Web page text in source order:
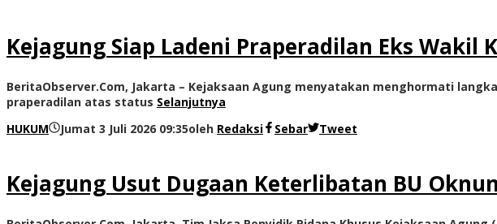
Kejagung Siap Ladeni Praperadilan Eks Wakil
BeritaObserver.Com, Jakarta – Kejaksaan Agung menyatakan menghormati
praperadilan atas status Selanjutnya
HUKUM
Jumat 3 Juli 2026 09:35oleh Redaksi Sebar Tweet
Kejagung Usut Dugaan Keterlibatan BU